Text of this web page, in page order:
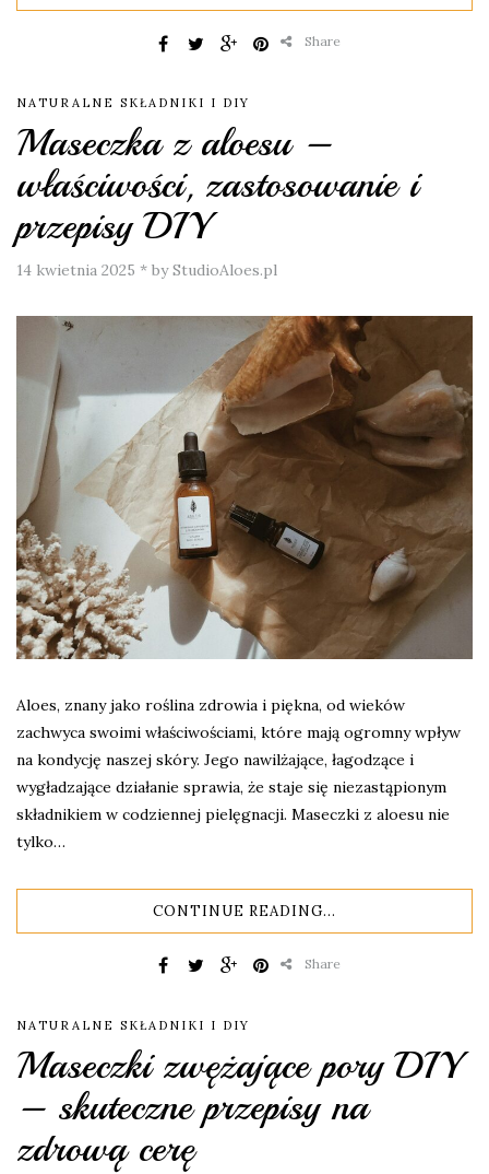
Share
NATURALNE SKŁADNIKI I DIY
Maseczka z aloesu –
właściwości, zastosowanie i
przepisy DIY
14 kwietnia 2025 * by StudioAloes.pl
Aloes, znany jako roślina zdrowia i piękna, od wieków
zachwyca swoimi właściwościami, które mają ogromny wpływ
na kondycję naszej skóry. Jego nawilżające, łagodzące i
wygładzające działanie sprawia, że staje się niezastąpionym
składnikiem w codziennej pielęgnacji. Maseczki z aloesu nie
tylko…
CONTINUE READING...
Share
NATURALNE SKŁADNIKI I DIY
Maseczki zwężające pory DIY
– skuteczne przepisy na
zdrową cerę